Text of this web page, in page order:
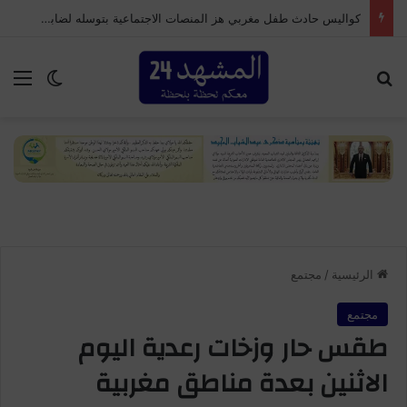
كواليس حادث طفل مغربي هز المنصات الاجتماعية بتوسله لضابط إسباني لكي لا يعيده للمغرب .
الوضع
الرئيسية / مجتمع
مجتمع
طقس حار وزخات رعدية اليوم
الاثنين بعدة مناطق مغربية